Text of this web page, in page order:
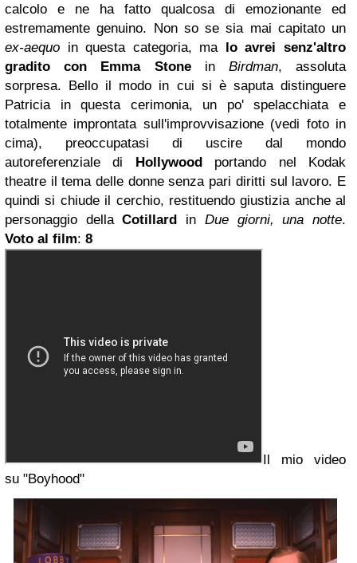
calcolo e ne ha fatto qualcosa di emozionante ed
estremamente genuino. Non so se sia mai capitato un
ex-aequo in questa categoria, ma lo avrei senz'altro
gradito con Emma Stone in Birdman, assoluta
sorpresa. Bello il modo in cui si è saputa distinguere
Patricia in questa cerimonia, un po' spelacchiata e
totalmente improntata sull'improvvisazione (vedi foto in
cima), preoccupatasi di uscire dal mondo
autoreferenziale di Hollywoodportando nel Kodak
theatre il tema delle donne senza pari diritti sul lavoro. E
quindi si chiude il cerchio, restituendo giustizia anche al
personaggio dellaCotillard in Due giorni, una notte.
Voto al film: 8
Il mio video
su "Boyhood"